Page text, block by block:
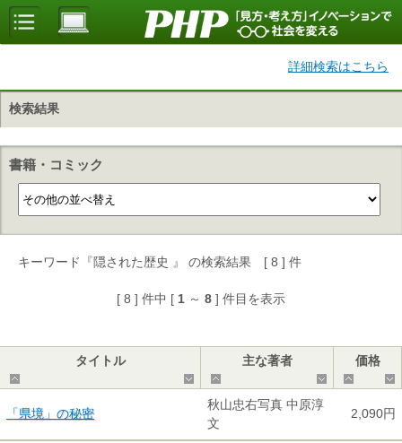
詳細検索はこちら
検索結果
書籍・コミック
キーワード『隠された歴史 』 の検索結果 [ 8 ] 件
[ 8 ] 件中 [ 1 ～ 8 ] 件目を表示
タイトル
主な著者
価格
「県境」の秘密
秋山忠右写真 中原淳
文
2,090円